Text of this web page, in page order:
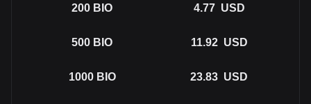
200 BIO 4.77 USD
500 BIO 11.92 USD
1000 BIO 23.83 USD